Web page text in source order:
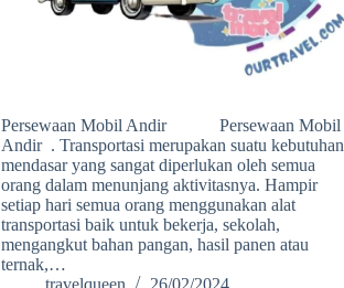
Persewaan Mobil Andir Persewaan Mobil
Andir . Transportasi merupakan suatu kebutuhan
mendasar yang sangat diperlukan oleh semua
orang dalam menunjang aktivitasnya. Hampir
setiap hari semua orang menggunakan alat
transportasi baik untuk bekerja, sekolah,
mengangkut bahan pangan, hasil panen atau
ternak,…
travelqueen
26/02/2024